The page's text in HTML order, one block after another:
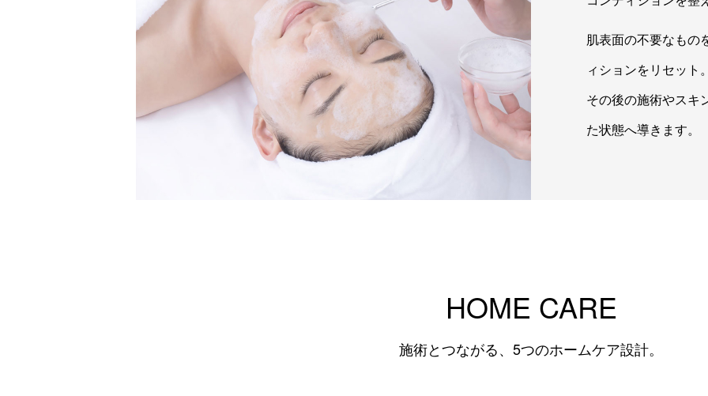
肌表面の不要なもの
ィションをリセット。
その後の施術やスキ
た状態へ導きます。
HOME CARE
施術とつながる、5つのホームケア設計。